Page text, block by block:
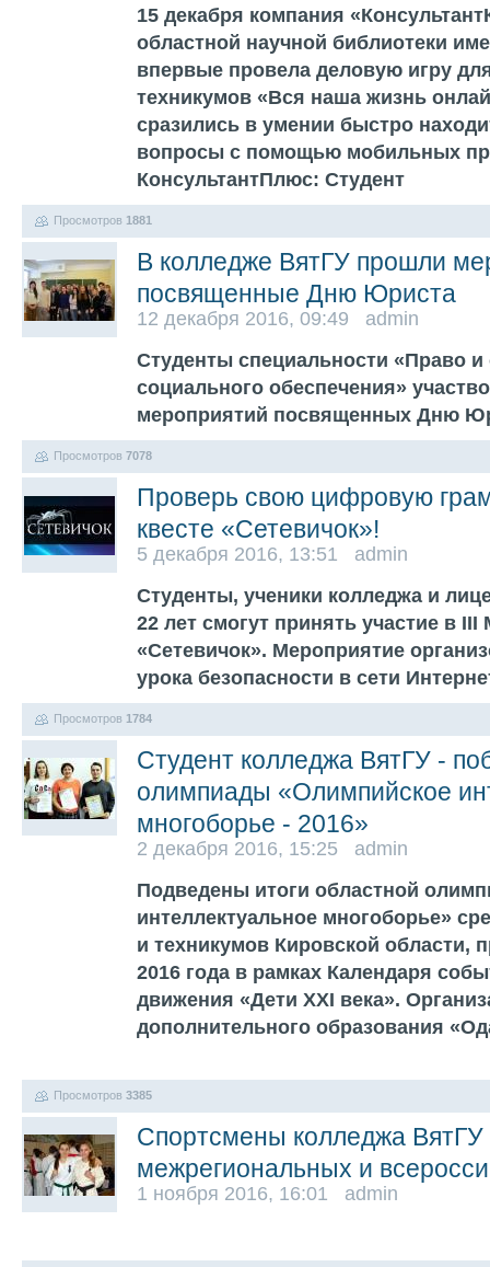
15 декабря компания
областной научной библиотеки
впервые провела деловую игру
техникумов «Вся наша жизнь
сразились в умении быстро
вопросы с помощью мобильных
КонсультантПлюс: Студент
Просмотров 1881
В колледже ВятГУ прошли
посвященные Дню Юриста
12 декабря 2016, 09:49 admin
Студенты специальности «Право и
социального обеспечения»
мероприятий посвященных Дню
Просмотров 7078
Проверь свою цифровую
квесте «Сетевичок»!
5 декабря 2016, 13:51 admin
Студенты, ученики колледжа и
22 лет смогут принять участие в
«Сетевичок». Мероприятие
урока безопасности в сети
Просмотров 1784
Студент колледжа ВятГУ -
олимпиады «Олимпийское
многоборье - 2016»
2 декабря 2016, 15:25 admin
Подведены итоги областной
интеллектуальное многоборье»
и техникумов Кировской области,
2016 года в рамках Календаря
движения «Дети XXI века».
дополнительного образования
Просмотров 3385
Спортсмены колледжа ВятГУ
межрегиональных и
1 ноября 2016, 16:01 admin